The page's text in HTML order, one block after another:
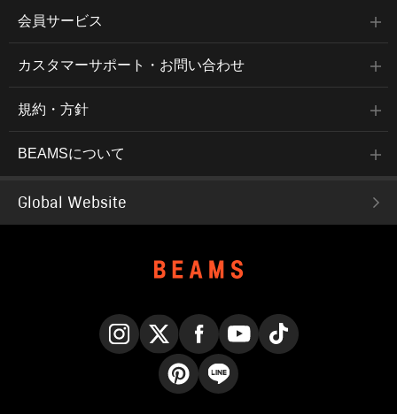
会員サービス
カスタマーサポート・お問い合わせ
規約・方針
BEAMSについて
Global Website